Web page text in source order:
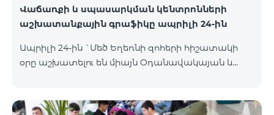
Վաճառքի և սպասարկման կենտրոնների
աշխատանքային գրաֆիկը ապրիլի 24-ին
Ապրիլի 24-ին `Մեծ Եղեռնի զոհերի հիշատակի
օրը աշխատելու են միայն Օդանավակայան և
Վաճառքի և սպասարկման կենտրոնները կլինեն